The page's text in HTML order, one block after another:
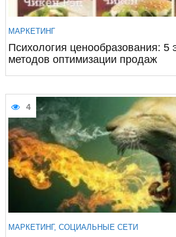
МАРКЕТИНГ
Психология ценообразования:
методов оптимизации продаж
4
МАРКЕТИНГ, СОЦИАЛЬНЫЕ СЕТИ